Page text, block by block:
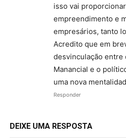
isso vai
empreendimento e
empresários, tanto
Acredito que em
desvinculação entre
Manancial e o
uma nova
Responder
DEIXE UMA RESPOSTA